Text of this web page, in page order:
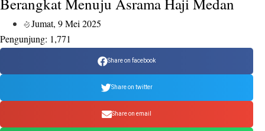
Jumat, 9 Mei 2025
Pengunjung: 1,771
Share on facebook
Share on twitter
Share on email